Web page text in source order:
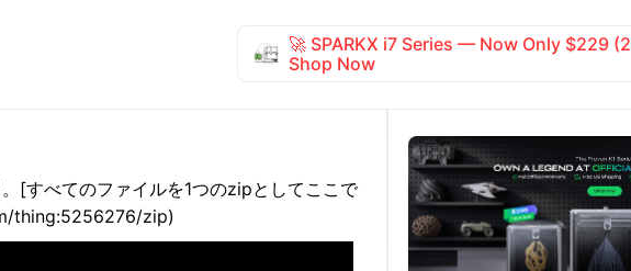
🚀 SPARKX i7 Series — Now Only $229
Shop Now
[すべてのファイルを1つのzipとしてここで
thing:5256276/zip)